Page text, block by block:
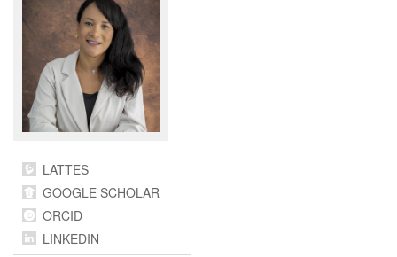
Relatório
Gestão
FFCLRP
-
60
anos
GRADUAÇÃO
Atendimento
Online
LATTES
GOOGLE SCHOLAR
ORCID
LINKEDIN